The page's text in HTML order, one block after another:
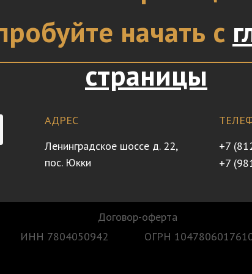
начать с
страницы
+7
+7
АДРЕС
Ленинградское шоссе д. 22,
пос. Юкки
Договор-оферта
ОГРН
ИНН 7804050942